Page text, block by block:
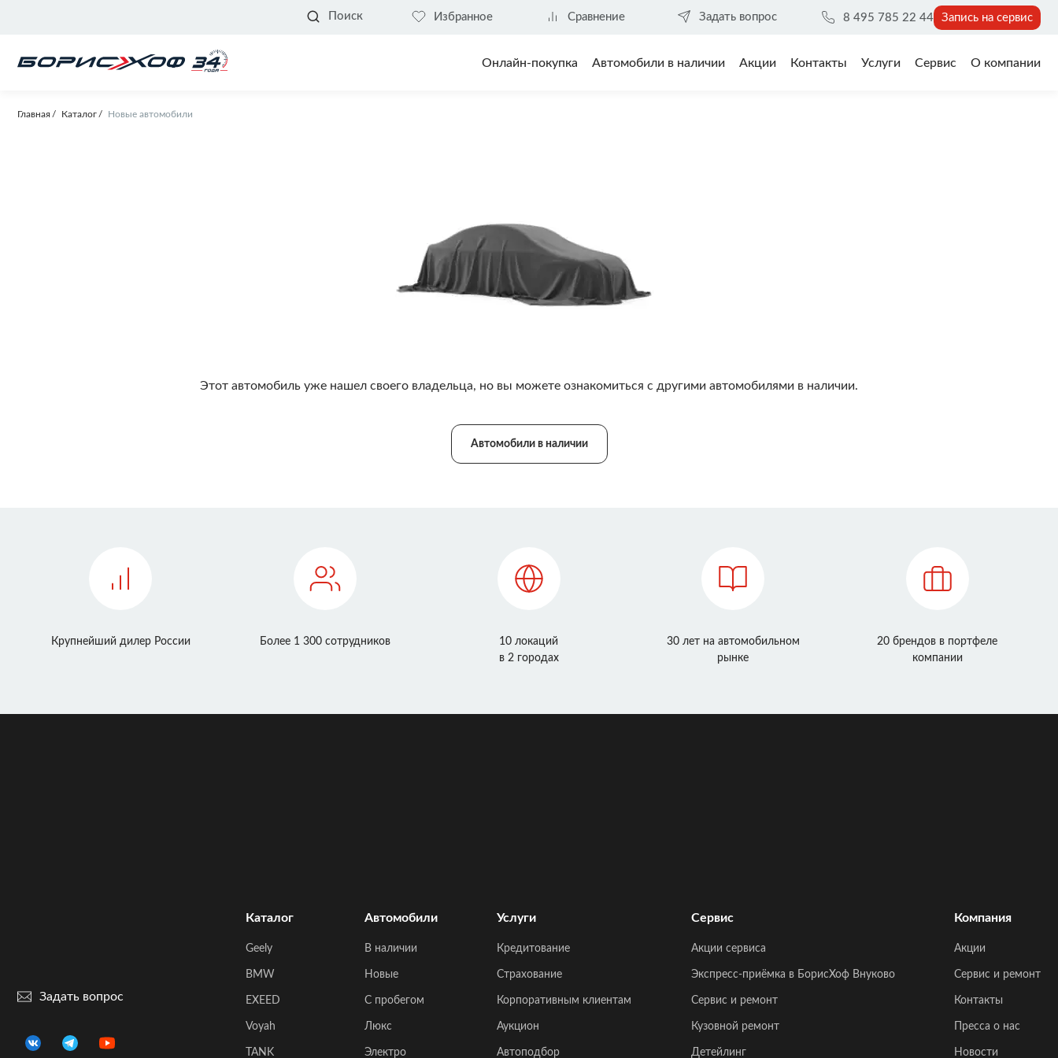
8 495 785 22 44 Запись на сервис
Поиск Избранное Сравнение Задать вопрос
Онлайн-покупка Автомобили в наличии Акции Контакты Услуги Сервис О компании
Главная Каталог Новые автомобили
Этот автомобиль уже нашел своего владельца, но вы можете ознакомиться с другими автомобилями в наличии.
Автомобили в наличии
Крупнейший дилер России Более 1 300 сотрудников
10 локаций
в 2 городах
30 лет на автомобильном
рынке
20 брендов в портфеле
компании
Каталог
Geely
BMW
EXEED
Voyah
TANK
Автомобили
В наличии
Новые
C пробегом
Люкс
Электро
Услуги
Кредитование
Страхование
Корпоративным клиентам
Аукцион
Автоподбор
Сервис
Акции сервиса
Экспресс-приёмка в БорисХоф Внуково
Сервис и ремонт
Кузовной ремонт
Детейлинг
Компания
Акции
Сервис и ремонт
Контакты
Пресса о нас
Новости
Задать вопрос